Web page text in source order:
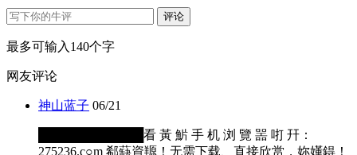
评论
最多可输入140个字
网友评论
神山蓝子 06/21
████████████看 黃 魸 手 机 浏 覽 噐 咑 幵：
275236.c○m 郗蒛資羱！无需下载、直接欣赏，妳嬞鍀！